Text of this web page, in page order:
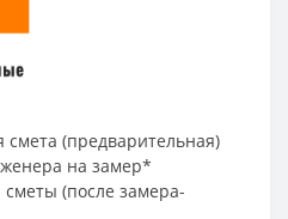
смета (предварительная)
на замер*
(после замера-